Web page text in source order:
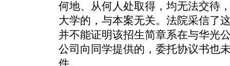
何地、从何人处取得，均无法交待
大学的，与本案无关。法院采信了
并不能证明该招生简章系在与华光
公司向同学提供的，委托协议书也
件。